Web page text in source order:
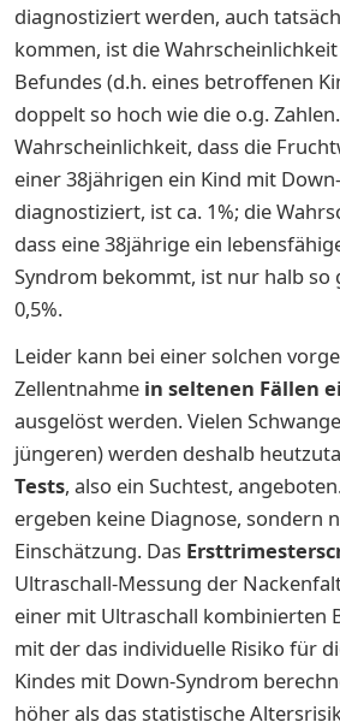
diagnostiziert werden, auch
kommen, ist die
Befundes (d.h. eines betroffenen
doppelt so hoch wie die o.g.
Wahrscheinlichkeit, dass die
einer 38jährigen ein Kind mit
diagnostiziert, ist ca. 1%; die
dass eine 38jährige ein
Syndrom bekommt, ist nur halb so
0,5%.
Leider kann bei einer solchen
Zellentnahme in seltenen Fällen
ausgelöst werden. Vielen
jüngeren) werden deshalb
Tests, also ein Suchtest,
ergeben keine Diagnose, sondern
Einschätzung. Das
Ultraschall-Messung der
einer mit Ultraschall kombinierten
mit der das individuelle Risiko für
Kindes mit Down-Syndrom
höher als das statistische